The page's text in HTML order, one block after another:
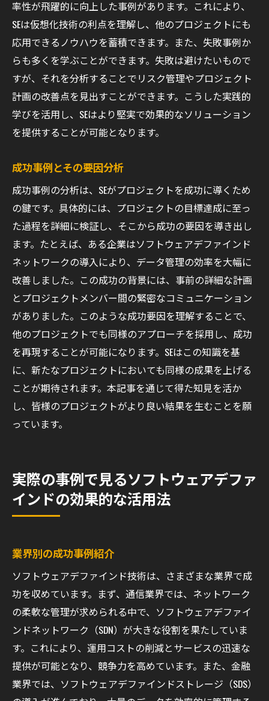
率性が飛躍的に向上した事例があります。これにより、
SEは仮想化技術の利点を理解し、他のプロジェクトにも
応用できるノウハウを蓄積できます。また、失敗事例か
らも多くを学ぶことができます。失敗は避けたいもので
すが、それを分析することでリスク管理やプロジェクト
計画の改善点を見出すことができます。こうした実践的
学びを活用し、SEはより堅実で効果的なソリューション
を提供することが可能となります。
成功事例とその要因分析
成功事例の分析は、SEがプロジェクトを成功に導くため
の鍵です。具体的には、プロジェクトの目標達成に至っ
た過程を詳細に検証し、そこから成功の要因を導き出し
ます。たとえば、ある企業はソフトウェアデファインド
ネットワークの導入により、データ管理の効率を大幅に
改善しました。この成功の背景には、事前の詳細な計画
とプロジェクトメンバー間の緊密なコミュニケーション
がありました。このような成功要因を理解することで、
他のプロジェクトでも同様のアプローチを採用し、成功
を再現することが可能になります。SEはこの知識を基
に、新たなプロジェクトにおいても同様の成果を上げる
ことが期待されます。本記事を通じて得た知見を活か
し、皆様のプロジェクトがより良い結果を生むことを願
っています。
実際の事例で見るソフトウェアデファ
インドの効果的な活用法
業界別の成功事例紹介
ソフトウェアデファインド技術は、さまざまな業界で成
功を収めています。まず、通信業界では、ネットワーク
の柔軟な管理が求められる中で、ソフトウェアデファイ
ンドネットワーク（SDN）が大きな役割を果たしていま
す。これにより、運用コストの削減とサービスの迅速な
提供が可能となり、競争力を高めています。また、金融
業界では、ソフトウェアデファインドストレージ（SDS）